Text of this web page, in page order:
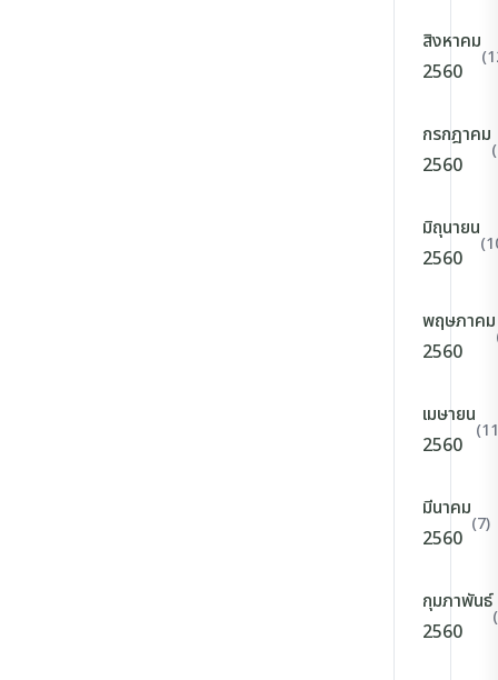
สิงหาคม
2560
กรกฎาคม
2560
มิถุนายน
2560
พฤษภาคม
2560
เมษายน
2560
มีนาคม
2560
(7)
กุมภาพันธ์
2560